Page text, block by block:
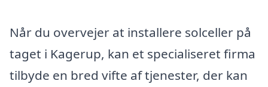
Når du overvejer at installere solceller på
taget i Kagerup, kan et specialiseret firma
tilbyde en bred vifte af tjenester, der kan